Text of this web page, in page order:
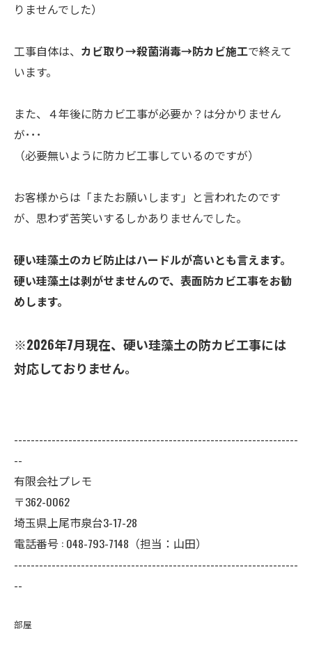
りませんでした）
工事自体は、 カビ取り→殺菌消毒→防カビ施工で終えて
います。
また、４年後に防カビ工事が必要か？は分かりません
が･･･
（必要無いように防カビ工事しているのですが）
お客様からは「またお願いします」と言われたのです
が、思わず苦笑いするしかありませんでした。
硬い珪藻土のカビ防止はハードルが高いとも言えます。
硬い珪藻土は剥がせませんので、表面防カビ工事をお勧
めします。
※2026年7月現在、硬い珪藻土の防カビ工事には
対応しておりません。
--------------------------------------------------------------------
--
有限会社プレモ
〒362-0062
埼玉県上尾市泉台3-17-28
電話番号 : 048-793-7148（担当：山田）
--------------------------------------------------------------------
--
部屋